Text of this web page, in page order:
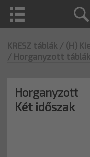
KRESZ táblák / (H)
/ Horganyzott táblák
Horganyzott
Két időszak